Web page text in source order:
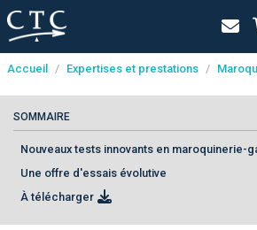
Panneau de gestion des cookies
Accueil / Expertises et prestations /
SOMMAIRE
Nouveaux tests innovants en maroquinerie-
Une offre d'essais évolutive
À télécharger